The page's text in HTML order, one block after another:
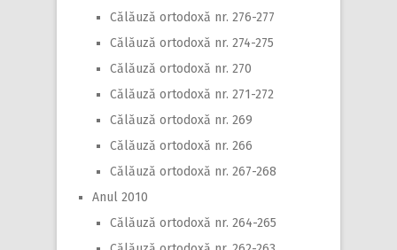
Călăuză ortodoxă nr. 276-277
Călăuză ortodoxă nr. 274-275
Călăuză ortodoxă nr. 270
Călăuză ortodoxă nr. 271-272
Călăuză ortodoxă nr. 269
Călăuză ortodoxă nr. 266
Călăuză ortodoxă nr. 267-268
Anul 2010
Călăuză ortodoxă nr. 264-265